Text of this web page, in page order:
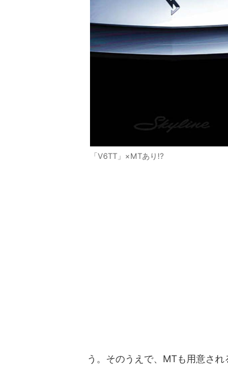
「V6TT」×MTあり!?
う。そのうえで、MTも用意され